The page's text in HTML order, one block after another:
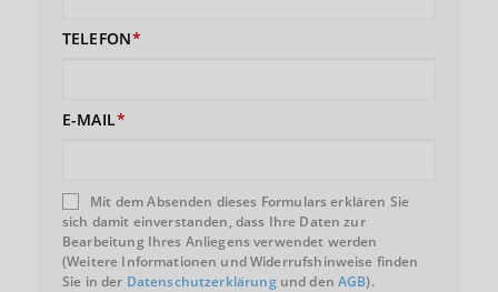
TELEFON
E-MAIL
Mit dem Absenden dieses Formulars erklären Sie
sich damit einverstanden, dass Ihre Daten zur
Bearbeitung Ihres Anliegens verwendet werden
(Weitere Informationen und Widerrufshinweise finden
Sie in der Datenschutzerklärungund denAGB).